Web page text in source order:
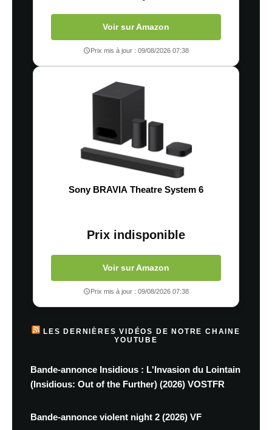
Voir sur Amazon
Prix mis à jour : 09/08/2026 07:38
Sony BRAVIA Theatre System 6
Prix indisponible
Voir sur Amazon
Prix mis à jour : 09/08/2026 07:38
LES DERNIÈRES VIDÉOS DE NOTRE CHAINE
YOUTUBE
Bande-annonce Insidious : L'Invasion du Lointain
(Insidious: Out of the Further) (2026) VOSTFR
Bande-annonce violent night 2 (2026) VF